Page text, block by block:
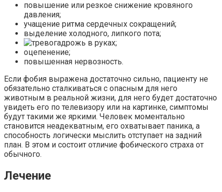
повышение или резкое снижение кровяного
давления;
учащение ритма сердечных сокращений;
выделение холодного, липкого пота;
дрожь в руках;
оцепенение;
повышенная нервозность.
Если фобия выражена достаточно сильно, пациенту не
обязательно сталкиваться с опасным для него
животным в реальной жизни, для него будет достаточно
увидеть его по телевизору или на картинке, симптомы
будут такими же яркими. Человек моментально
становится неадекватным, его охватывает паника, а
способность логически мыслить отступает на задний
план. В этом и состоит отличие фобического страха от
обычного.
Лечение